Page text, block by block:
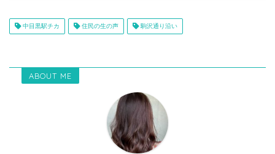
中目黒駅チカ 住民の生の声 駒沢通り沿い
ABOUT ME